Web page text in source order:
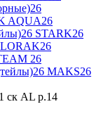
26
AQUA26
26 STARK26
26
26
26 MAKS26
ск AL р.14